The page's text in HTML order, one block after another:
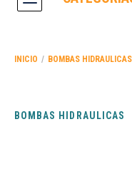
INICIO / BOMBAS HIDRAULICAS
BOMBAS HIDRAULICAS